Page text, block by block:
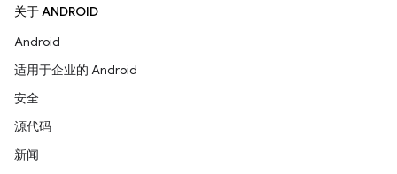
关于 ANDROID
Android
适用于企业的 Android
安全
源代码
新闻